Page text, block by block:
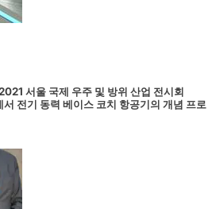
서울 국제 우주 및 방위 산업 전시회
기 동력 베이스 코치 항공기의 개념 프로